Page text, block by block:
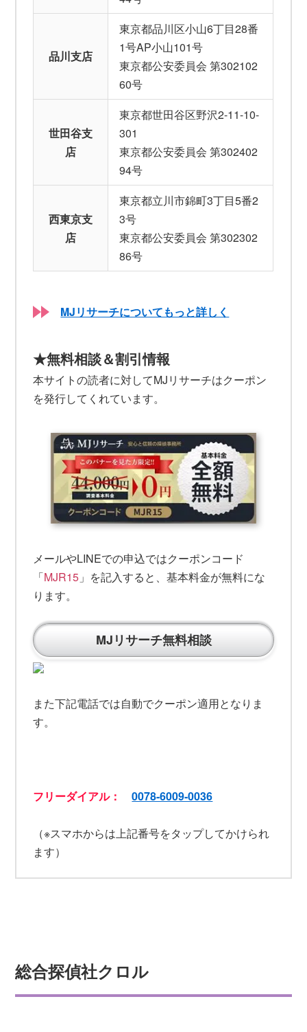
品川支店
東京都品川区小山6丁目28番
1号AP小山101号
東京都公安委員会 第302102
60号
世田谷支
店
東京都世田谷区野沢2-11-10-
301
東京都公安委員会 第302402
94号
西東京支
店
東京都立川市錦町3丁目5番2
3号
東京都公安委員会 第302302
86号
MJリサーチについてもっと詳しく
★無料相談＆割引情報
本サイトの読者に対してMJリサーチはクーポン
を発行してくれています。
メールやLINEでの申込ではクーポンコード
「MJR15 」を記入すると、基本料金が無料にな
ります。
MJリサーチ無料相談
また下記電話では自動でクーポン適用となりま
す。
フリーダイアル：0078-6009-0036
（※スマホからは上記番号をタップしてかけられ
ます）
総合探偵社クロル